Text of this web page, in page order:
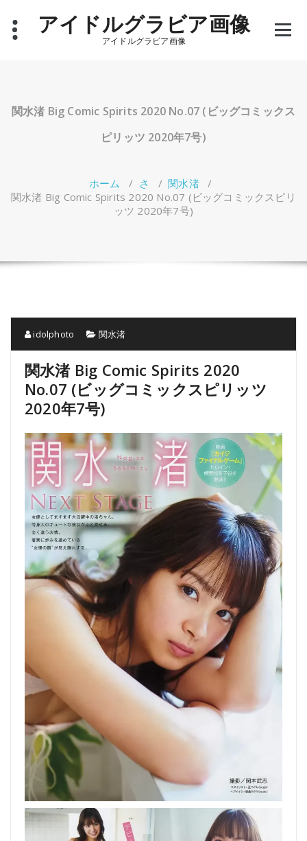
アイドルグラビア画像
アイドルグラビア画像
関水渚 Big Comic Spirits 2020 No.07 (ビッグコミックス
ピリッツ 2020年7号)
ホーム / さ /関水渚/
関水渚 Big Comic Spirits 2020 No.07 (ビッグコミックスピリ
ッツ 2020年7号)
idolphoto 関水渚
関水渚 Big Comic Spirits 2020
No.07 (ビッグコミックスピリッツ
2020年7号)